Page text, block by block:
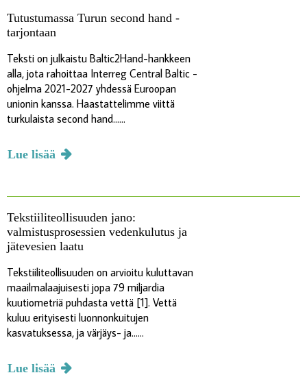
Tutustumassa Turun second hand -
tarjontaan
Teksti on julkaistu Baltic2Hand-hankkeen
alla, jota rahoittaa Interreg Central Baltic -
ohjelma 2021-2027 yhdessä Euroopan
unionin kanssa. Haastattelimme viittä
turkulaista second hand......
Lue lisää
Tekstiiliteollisuuden jano:
valmistusprosessien vedenkulutus ja
jätevesien laatu
Tekstiiliteollisuuden on arvioitu kuluttavan
maailmalaajuisesti jopa 79 miljardia
kuutiometriä puhdasta vettä [1]. Vettä
kuluu erityisesti luonnonkuitujen
kasvatuksessa, ja värjäys- ja......
Lue lisää